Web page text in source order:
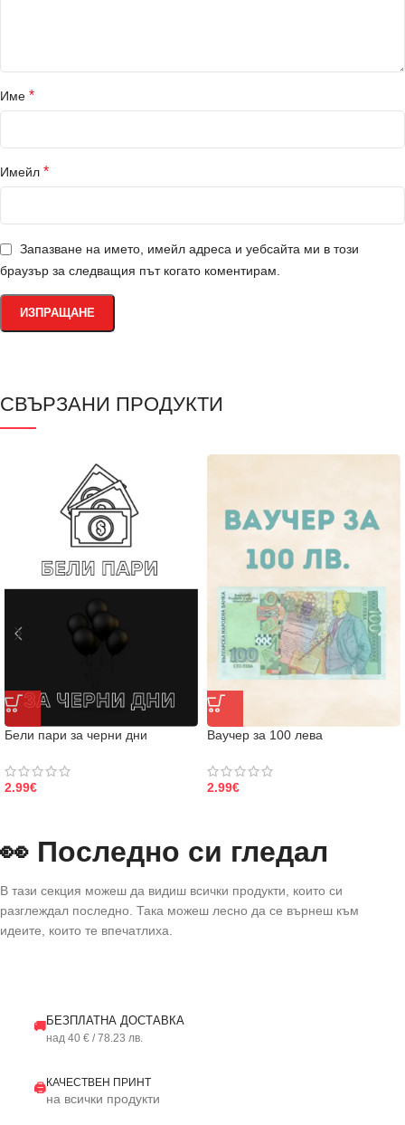
Име *
Имейл *
Запазване на името, имейл адреса и уебсайта ми в този
браузър за следващия път когато коментирам.
СВЪРЗАНИ ПРОДУКТИ
Бели пари за черни дни
2.99€
Ваучер за 100 лева
2.99€
👀 Последно си гледал
В тази секция можеш да видиш всички продукти, които си
разглеждал последно. Така можеш лесно да се върнеш към
идеите, които те впечатлиха.
🚚БЕЗПЛАТНА ДОСТАВКА
над 40 € / 78.23 лв.
🖨️КАЧЕСТВЕН ПРИНТ
на всички продукти